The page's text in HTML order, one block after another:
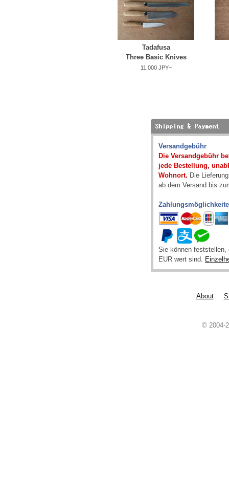
Tadafusa
Three Basic Knives
11,000 JPY~
Versandgebühr
Die Versandgebühr
jede Bestellung,
Wohnort. Die
ab dem Versand bis
Sie können
EUR wert sind.
About
© 2004-